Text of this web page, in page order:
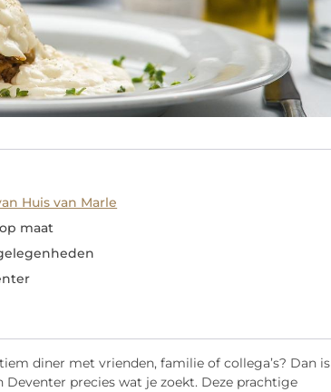
Huis van Marle
maat
diner met vrienden, familie of collega’s? Dan is
precies wat je zoekt. Deze prachtige